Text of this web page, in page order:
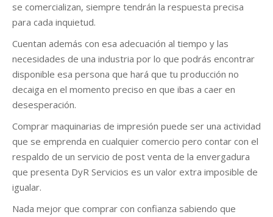
se comercializan, siempre tendrán la respuesta precisa
para cada inquietud.
Cuentan además con esa adecuación al tiempo y las
necesidades de una industria por lo que podrás encontrar
disponible esa persona que hará que tu producción no
decaiga en el momento preciso en que ibas a caer en
desesperación.
Comprar maquinarias de impresión puede ser una actividad
que se emprenda en cualquier comercio pero contar con el
respaldo de un servicio de post venta de la envergadura
que presenta DyR Servicios es un valor extra imposible de
igualar.
Nada mejor que comprar con confianza sabiendo que